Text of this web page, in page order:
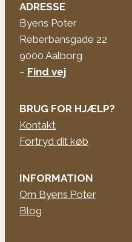
ADRESSE
Byens Poter
Reberbansgade 22
9000 Aalborg
– Find vej
BRUG FOR HJÆLP?
Kontakt
Fortryd dit køb
INFORMATION
Om Byens Poter
Blog